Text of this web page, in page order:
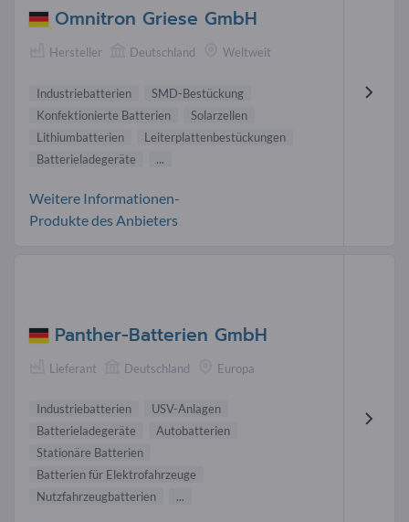
Omnitron Griese GmbH
Hersteller Deutschland Weltweit
Industriebatterien
SMD-Bestückung
Konfektionierte Batterien
Solarzellen
Lithiumbatterien
Leiterplattenbestückungen
Batterieladegeräte
...
Weitere Informationen-
Produkte des Anbieters
Panther-Batterien GmbH
Lieferant Deutschland Europa
Industriebatterien
USV-Anlagen
Batterieladegeräte
Autobatterien
Stationäre Batterien
Batterien für Elektrofahrzeuge
Nutzfahrzeugbatterien
...